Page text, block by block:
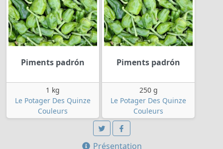
Piments padrón
1 kg
Le Potager Des Quinze
Couleurs
Piments padrón
250 g
Le Potager Des Quinze
Couleurs
Présentation